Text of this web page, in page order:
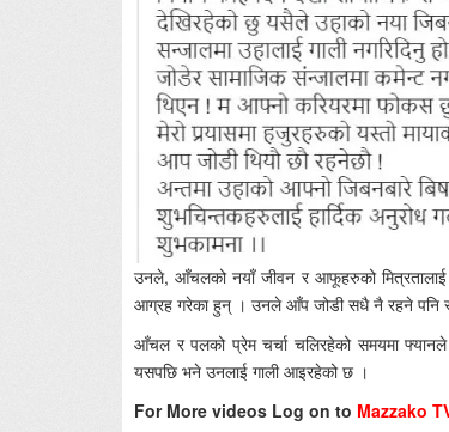
उनले, आँचलको नयाँ जीवन र आफूहरुको
आग्रह गरेका हुन् । उनले आँप जोडी सधै नै रहने पनि
आँचल र पलको प्रेम चर्चा चलिरहेको समयमा
यसपछि भने उनलाई गाली आइरहेको छ ।
For More videos Log on to Mazzako